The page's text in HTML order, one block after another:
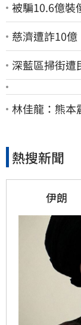
被騙10.6億裝
慈濟遭詐10
深藍區掃街
林佳龍：熊本
熱搜新聞
伊朗